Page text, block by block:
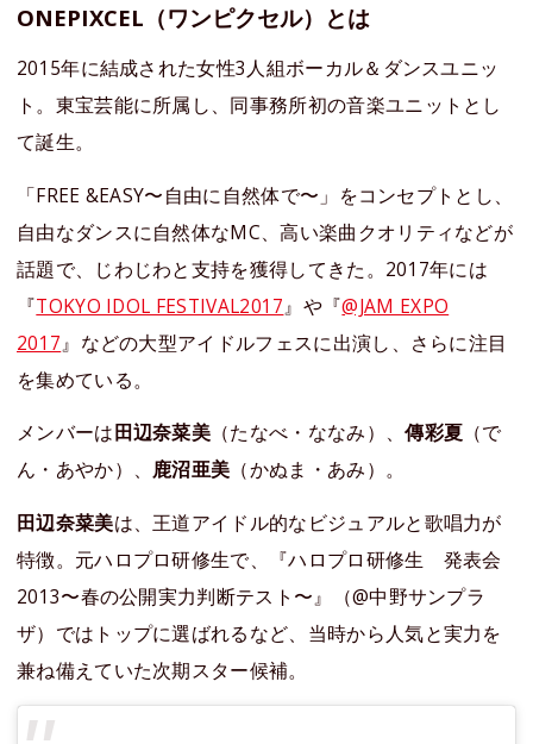
ONEPIXCEL（ワンピクセル）とは
2015年に結成された女性3人組ボーカル＆ダンスユニッ
ト。東宝芸能に所属し、同事務所初の音楽ユニットとし
て誕生。
「FREE &EASY〜自由に自然体で〜」をコンセプトとし、
自由なダンスに自然体なMC、高い楽曲クオリティなどが
話題で、じわじわと支持を獲得してきた。2017年には
『TOKYO IDOL FESTIVAL2017』や『@JAM EXPO
2017』などの大型アイドルフェスに出演し、さらに注目
を集めている。
メンバーは田辺奈菜美 （たなべ・ななみ）、傳彩夏 （で
ん・あやか）、鹿沼亜美 （かぬま・あみ）。
田辺奈菜美は、王道アイドル的なビジュアルと歌唱力が
特徴。元ハロプロ研修生で、『ハロプロ研修生 発表会
2013〜春の公開実力判断テスト〜』（@中野サンプラ
ザ）ではトップに選ばれるなど、当時から人気と実力を
兼ね備えていた次期スター候補。